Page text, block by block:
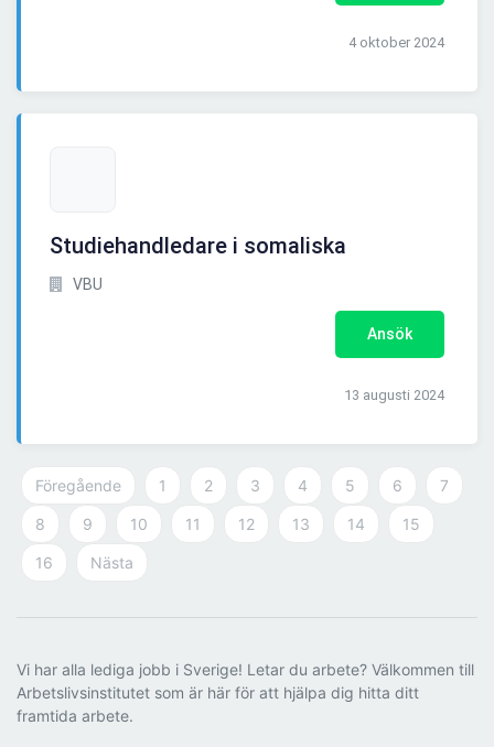
4 oktober 2024
Studiehandledare i somaliska
VBU
Ansök
13 augusti 2024
Föregående 1 2 3 4 5 6 7
8 9 10 11 12 13 14 15
16 Nästa
Vi har alla lediga jobb i Sverige! Letar du arbete? Välkommen till
Arbetslivsinstitutet som är här för att hjälpa dig hitta ditt
framtida arbete.